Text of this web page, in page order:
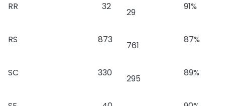
RR 32
29
91%
RS 873
761
87%
SC 330
295
89%